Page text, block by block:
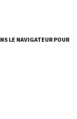
LE NAVIGATEUR POUR